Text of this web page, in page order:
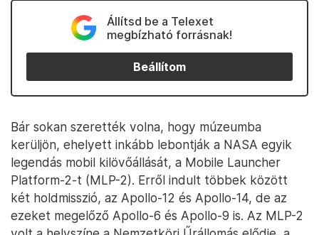
Állítsd be a Telexet
megbízható forrásnak!
Beállítom
Bár sokan szerették volna, hogy múzeumba
kerüljön, ehelyett inkább lebontják a NASA egyik
legendás mobil kilövőállását, a Mobile Launcher
Platform-2-t (MLP-2). Erről indult többek között
két holdmisszió, az Apollo-12 és Apollo-14, de az
ezeket megelőző Apollo-6 és Apollo-9 is. Az MLP-2